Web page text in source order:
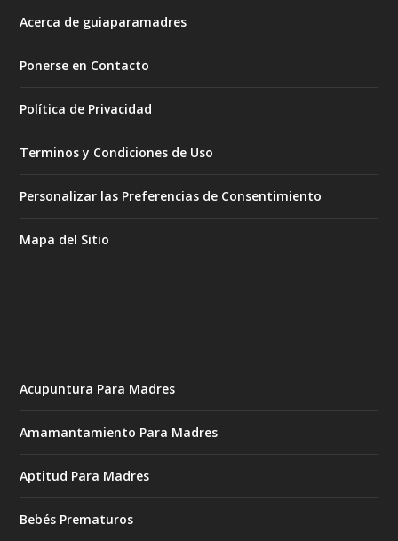
Acerca de guiaparamadres
Ponerse en Contacto
Política de Privacidad
Terminos y Condiciones de Uso
Personalizar las Preferencias de Consentimiento
Mapa del Sitio
Acupuntura Para Madres
Amamantamiento Para Madres
Aptitud Para Madres
Bebés Prematuros